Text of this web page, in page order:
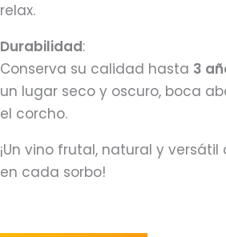
relax.
Durabilidad:
Conserva su calidad hasta 3
un lugar seco y oscuro, boca
el corcho.
¡Un vino frutal, natural y
en cada sorbo!